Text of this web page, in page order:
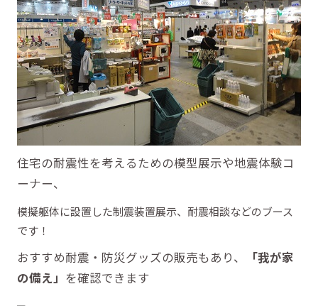
住宅の耐震性を考えるための模型展示や地震体験コ
ーナー、
模擬躯体に設置した制震装置展示、耐震相談などのブース
です！
おすすめ耐震・防災グッズの販売もあり、
「我が家
の備え」 を確認できます